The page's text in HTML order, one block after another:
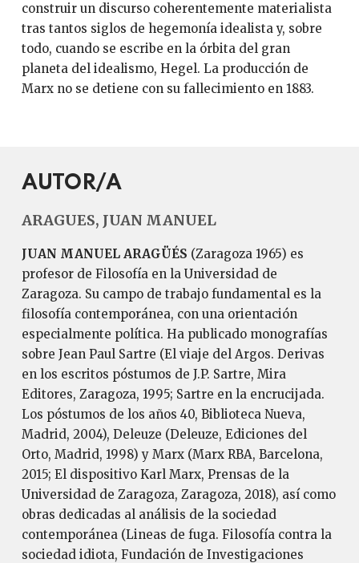
construir un discurso coherentemente materialista
tras tantos siglos de hegemonía idealista y, sobre
todo, cuando se escribe en la órbita del gran
planeta del idealismo, Hegel. La producción de
Marx no se detiene con su fallecimiento en 1883.
AUTOR/A
ARAGUES, JUAN MANUEL
JUAN MANUEL ARAGÜÉS (Zaragoza 1965) es
profesor de Filosofía en la Universidad de
Zaragoza. Su campo de trabajo fundamental es la
filosofía contemporánea, con una orientación
especialmente política. Ha publicado monografías
sobre Jean Paul Sartre (El viaje del Argos. Derivas
en los escritos póstumos de J.P. Sartre, Mira
Editores, Zaragoza, 1995; Sartre en la encrucijada.
Los póstumos de los años 40, Biblioteca Nueva,
Madrid, 2004), Deleuze (Deleuze, Ediciones del
Orto, Madrid, 1998) y Marx (Marx RBA, Barcelona,
2015; El dispositivo Karl Marx, Prensas de la
Universidad de Zaragoza, Zaragoza, 2018), así como
obras dedicadas al análisis de la sociedad
contemporánea (Lineas de fuga. Filosofía contra la
sociedad idiota, Fundación de Investigaciones